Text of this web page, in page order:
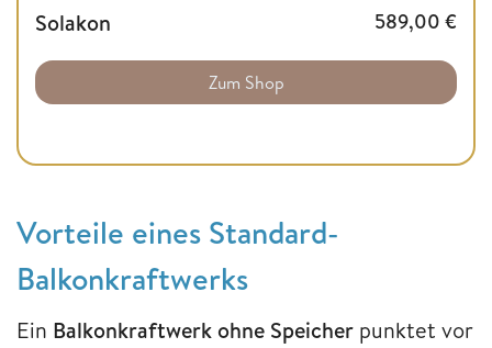
Solakon 589,00 €
Zum Shop
Vorteile eines Standard-
Balkonkraftwerks
Ein Balkonkraftwerk ohne Speicher punktet vor